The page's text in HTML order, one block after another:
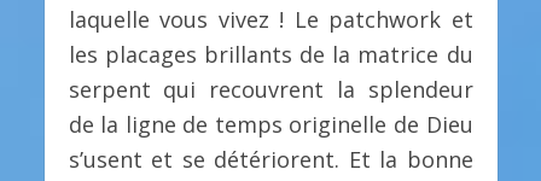
laquelle vous vivez ! Le patchwork et
les placages brillants de la matrice du
serpent qui recouvrent la splendeur
de la ligne de temps originelle de Dieu
s’usent et se détériorent. Et la bonne